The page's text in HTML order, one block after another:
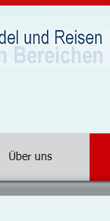
Über uns